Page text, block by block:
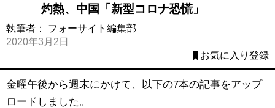
灼熱、中国「新型コロナ恐慌」
執筆者： フォーサイト編集部
2020年3月2日
お気に入り登録
金曜午後から週末にかけて、以下の7本の記事をアップ
ロードしました。